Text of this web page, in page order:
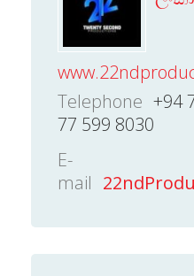
Telephone +94
77 599 8030
E-
mail